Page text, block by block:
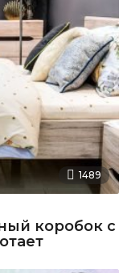
1489
коробок с